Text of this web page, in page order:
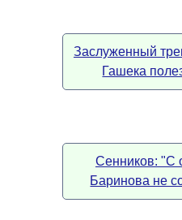
Заслуженный
Гашека
Сенников: "С
Баринова не